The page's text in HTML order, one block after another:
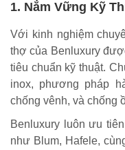
1. Nắm Vững Kỹ
Với kinh nghiệm
thợ của Benluxury
tiêu chuẩn kỹ thuật.
inox, phương pháp
chống vênh, và chống
Benluxury luôn ưu
như Blum, Hafele,